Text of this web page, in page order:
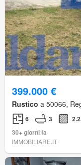
399.000 €
Rustico a 50066,
6 3
30+ giorni fa
IMMOBILIARE.IT